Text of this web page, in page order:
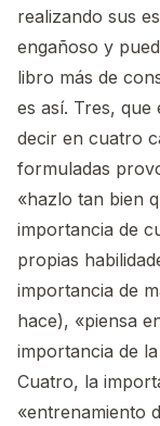
realizando sus
engañoso y
libro más de
es así. Tres,
decir en cuatro
formuladas
«hazlo tan bien
importancia de
propias
importancia de
hace), «piensa
importancia de
Cuatro, la
«entrenamiento